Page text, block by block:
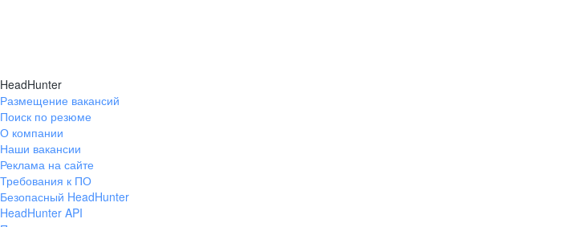
HeadHunter
Размещение вакансий
Поиск по резюме
О компании
Наши вакансии
Реклама на сайте
Требования к ПО
Безопасный HeadHunter
HeadHunter API